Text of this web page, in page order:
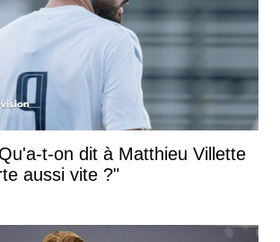
t-on dit à Matthieu Villette
aussi vite ?"